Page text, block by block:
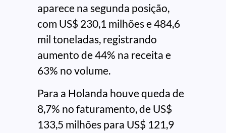
aparece na segunda posição,
com US$ 230,1 milhões e 484,6
mil toneladas, registrando
aumento de 44% na receita e
63% no volume.
Para a Holanda houve queda de
8,7% no faturamento, de US$
133,5 milhões para US$ 121,9